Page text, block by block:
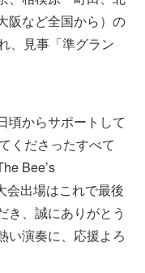
阪など全国から）の
、見事「準グラン
頃からサポートして
くださったすべて
Bee’s
会出場はこれで最後
き、誠にありがとう
い演奏に、応援よろ